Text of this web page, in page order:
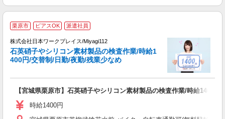
栗原市 ピアスOK 派遣社員
株式会社日本ワークプレイス/Miyagi112
石英硝子やシリコン素材製品の検査作業/時給1
400円/交替制/日勤/夜勤/残業少なめ
【宮城県栗原市】石英硝子やシリコン素材製品の検査作業/時給1400
時給1400円